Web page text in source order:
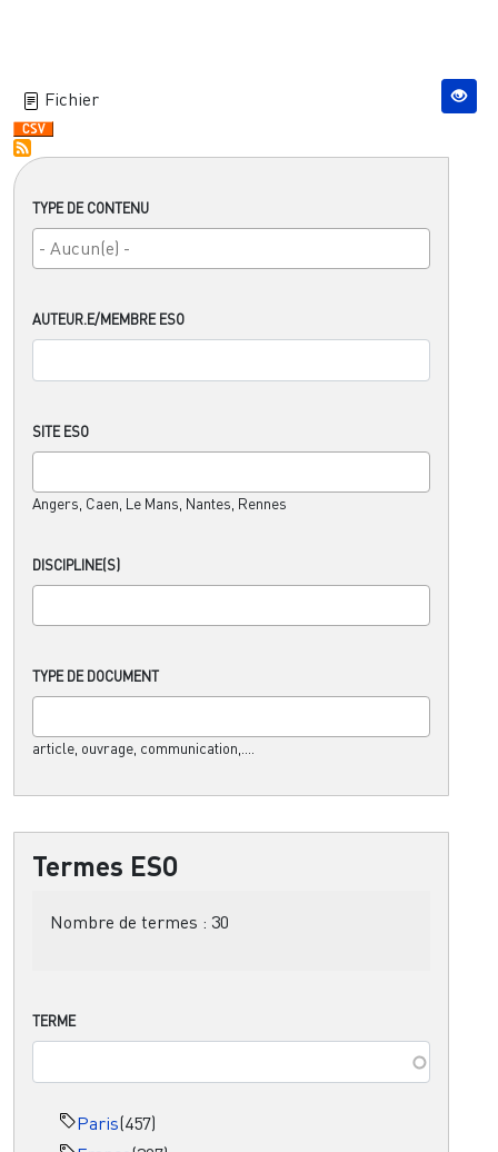
TYPE DE CONTENU
AUTEUR.E/MEMBRE ESO
SITE ESO
Angers, Caen, Le Mans, Nantes, Rennes
DISCIPLINE(S)
TYPE DE DOCUMENT
article, ouvrage, communication,....
Termes ESO
Nombre de termes : 30
TERME
Paris(457)
Fichier